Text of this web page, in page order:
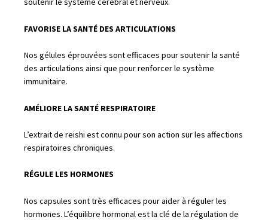
FAVORISE LA SANTÉ DES ARTICULATIONS
Nos gélules éprouvées sont efficaces pour soutenir la santé
des articulations ainsi que pour renforcer le système
immunitaire.
AMÉLIORE LA SANTÉ RESPIRATOIRE
L’extrait de reishi est connu pour son action sur les affections
respiratoires chroniques.
RÉGULE LES HORMONES
Nos capsules sont très efficaces pour aider à réguler les
hormones. L’équilibre hormonal est la clé de la régulation de